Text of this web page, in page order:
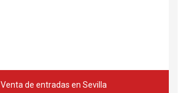
Venta de entradas en Sevilla